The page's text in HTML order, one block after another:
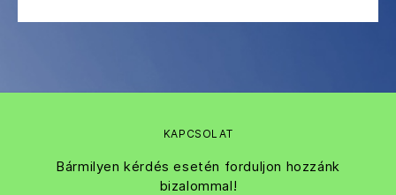
KAPCSOLAT
Bármilyen kérdés esetén forduljon hozzánk
bizalommal!